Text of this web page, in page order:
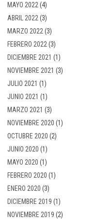
MAYO 2022 (4)
ABRIL 2022 (3)
MARZO 2022 (3)
FEBRERO 2022 (3)
DICIEMBRE 2021 (1)
NOVIEMBRE 2021 (3)
JULIO 2021 (1)
JUNIO 2021 (1)
MARZO 2021 (3)
NOVIEMBRE 2020 (1)
OCTUBRE 2020 (2)
JUNIO 2020 (1)
MAYO 2020 (1)
FEBRERO 2020 (1)
ENERO 2020 (3)
DICIEMBRE 2019 (1)
NOVIEMBRE 2019 (2)